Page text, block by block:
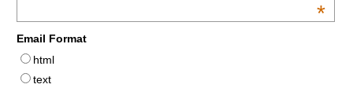
*
Email Format
html
text